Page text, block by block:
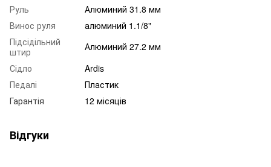
Руль
Алюминий 31.8 мм
Винос руля
алюминий 1.1/8"
Підсідільний
штир
Алюминий 27.2 мм
Сідло
Ardis
Педалі
Пластик
Гарантія
12 місяців
Відгуки